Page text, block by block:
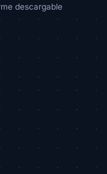
descargable